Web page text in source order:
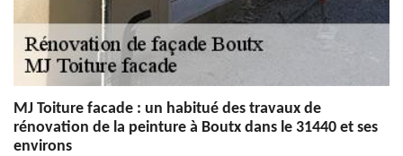
MJ Toiture facade : un habitué des travaux de
rénovation de la peinture à Boutx dans le 31440 et ses
environs